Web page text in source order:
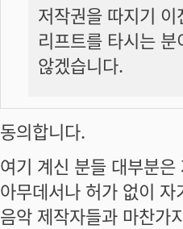
저작권을 따지기
리프트를 타시는
않겠습니다.
동의합니다.
여기 계신 분들 대부분
아무데서나 허가 없이
음악 제작자들과 마찬가